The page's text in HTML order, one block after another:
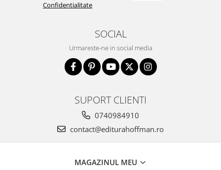
Confidentialitate
SOCIAL
Urmareste-ne in social media
SUPORT CLIENTI
0740984910
contact@editurahoffman.ro
MAGAZINUL MEU